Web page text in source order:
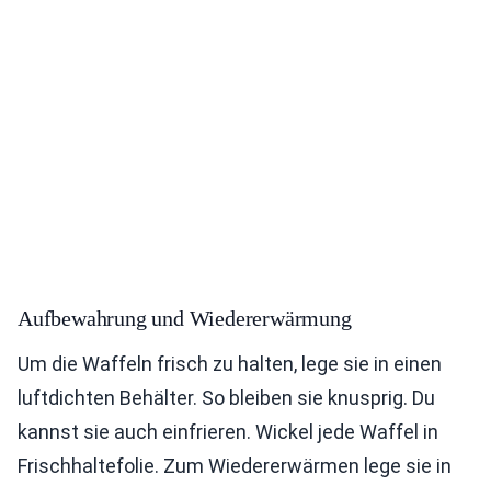
Aufbewahrung und Wiedererwärmung
Um die Waffeln frisch zu halten, lege sie in einen
luftdichten Behälter. So bleiben sie knusprig. Du
kannst sie auch einfrieren. Wickel jede Waffel in
Frischhaltefolie. Zum Wiedererwärmen lege sie in